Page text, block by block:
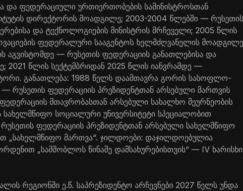
და ფედერაციული ურთიერთობების სამინისტროსთან
დირექტორის მოადგილე; 2003-2004 წლებში — რუსეთის
და ტექნოლოგიების მინისტრის მრჩეველი; 2005 წლის
ფედერალური სააგენტოს ხელმძღვანელის
აგვისტომდე — რუსეთის ფედერაციის განათლებისა და
2021 წლის სექტემბრიდან 2025 წლის იანვრამდე —
განათლება: 1988 წელს დაამთავრა გორის სასოფლო-
— რუსეთის ფედერაციის პრეზიდენტთან არსებული მართვის
მთავრობასთან არსებული სახალხო მეურნეობის
სოციალური უნივერსიტეტი სპეციალობით
ფედერაციის პრეზიდენტთან არსებული სახელმწიფო
„სახელმწიფო მართვა“. ჯილდოები: დაჯილდოებულია
„სამშობლოს წინაშე დამსახურებისთვის“ — IV
რეგიონში ე.წ. საპრეზიდენტო არჩევნები 2027 წელს უნდა